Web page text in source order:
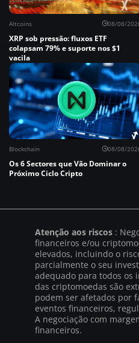
Altcoins 08/08/
XRP sob pressão: fluxos ETF
colapsam 79% e suporte nos $1
vacila
Blockchain 08/08/
Os 6 Sectores que Vão Dominar o
Próximo Ciclo Cripto
Atenção aos riscos :
financeiros e/ou
elevados, incluindo o
parcialmente o seu
adequado para todos os
das criptomoedas são
podem ser afetados por
eventos financeiros,
A negociação com
financeiros.